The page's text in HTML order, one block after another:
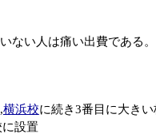
ない人は痛い出費である。
,横浜校に続き3番目に大きい
に設置